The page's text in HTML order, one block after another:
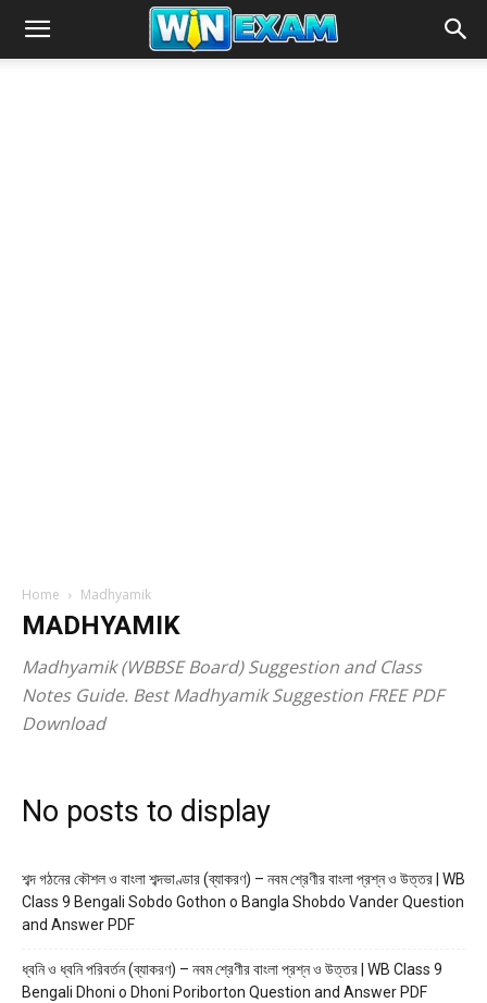
Home Madhyamik
MADHYAMIK
Madhyamik (WBBSE Board) Suggestion and Class
Notes Guide. Best Madhyamik Suggestion FREE PDF
Download
No posts to display
শব্দ গঠনের কৌশল ও বাংলা শব্দভাণ্ডার (ব্যাকরণ) – নবম শ্রেণীর বাংলা প্রশ্ন ও উত্তর | WB
Class 9 Bengali Sobdo Gothon o Bangla Shobdo Vander Question
and Answer PDF
ধ্বনি ও ধ্বনি পরিবর্তন (ব্যাকরণ) – নবম শ্রেণীর বাংলা প্রশ্ন ও উত্তর | WB Class 9
Bengali Dhoni o Dhoni Poriborton Question and Answer PDF